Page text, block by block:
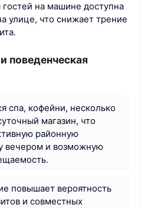
на машине доступна
улице, что снижает трение
поведенческая
спа, кофейни, несколько
магазин, что
районную
вечером и возможную
повышает вероятность
и совместных